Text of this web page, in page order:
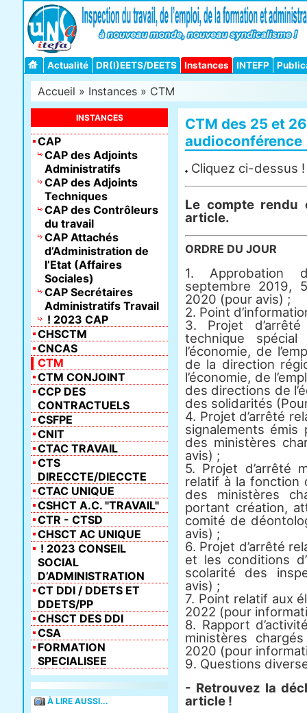
Actualité DR(I)EETS/DEETS Instances INTEFP
Accueil » Instances » CTM
CTM des 25 et
audioconférence
Cliquez ci-dessus !
Le compte rendu
article.
ORDRE DU JOUR
1. Approbation
septembre 2019,
2020 (pour avis) ;
2. Point
3. Projet
technique
l’économie, de
de la direction
l’économie, de
des directions de
des solidarités
4. Projet d’arrêté
signalements émis
des ministères
avis) ;
5. Projet d’arrêté
relatif à la fonction
des ministères
portant création,
comité de
avis) ;
6. Projet d’arrêté
et les conditions
scolarité des
avis) ;
7. Point relatif aux
2022 (pour
8. Rapport
ministères
2020 (pour
9. Questions
- Retrouvez la
article !
INSTANCES
CAP
CAP des Adjoints
Administratifs
CAP des Adjoints
Techniques
CAP des Contrôleurs
du travail
CAP Attachés
d’Administration de
l’Etat (Affaires
Sociales)
CAP Secrétaires
Administratifs Travail
! 2023 CAP
CHSCTM
CNCAS
CTM
CTM CONJOINT
CCP DES
CONTRACTUELS
CSFPE
CNIT
CTAC TRAVAIL
CTS
DIRECCTE/DIECCTE
CTAC UNIQUE
CSHCT A.C. "TRAVAIL"
CTR - CTSD
CHSCT AC UNIQUE
! 2023 CONSEIL
SOCIAL
D’ADMINISTRATION
CT DDI / DDETS ET
DDETS/PP
CHSCT DES DDI
CSA
FORMATION
SPECIALISEE
À LIRE AUSSI...